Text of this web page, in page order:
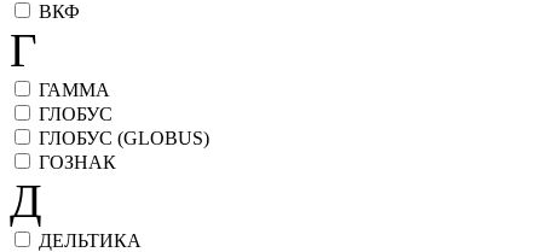
ВКФ
Г
ГАММА
ГЛОБУС
ГЛОБУС (GLOBUS)
ГОЗНАК
Д
ДЕЛЬТИКА